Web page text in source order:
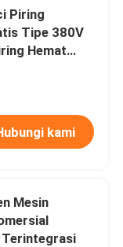
Piring
Tipe 380V
Hemat
kami
Mesin